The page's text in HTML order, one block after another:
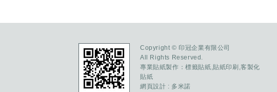
Copyright © 印冠企業有限公司
All Rights Reserved.
專業貼紙製作：標籤貼紙,貼紙印刷 ,客製化
貼紙
網頁設計 : 多米諾